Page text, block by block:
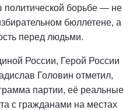
политической борьбе — не
бюллетене, а
перед людьми.
России, Герой России
Головин отметил,
партии, её реальные
с гражданами на местах